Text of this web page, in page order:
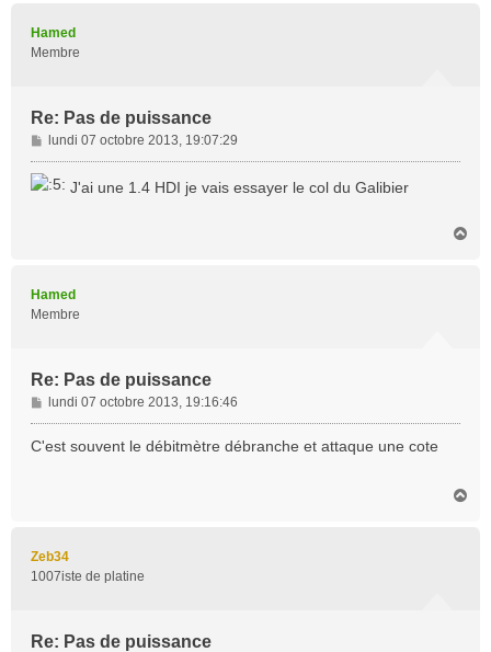
Hamed
Membre
Re: Pas de puissance
M
e
s
lundi 07 octobre 2013, 19:07:29
J'ai une 1.4 HDI je vais essayer le col du Galibier
Hamed
Membre
Re: Pas de puissance
M
e
s
lundi 07 octobre 2013, 19:16:46
C'est souvent le débitmètre débranche et attaque une cote
Zeb34
1007iste de platine
Re: Pas de puissance